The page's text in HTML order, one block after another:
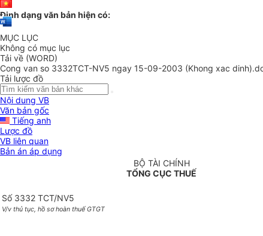
Định dạng văn bản hiện có:
MỤC LỤC
Không có mục lục
Tải về (WORD)
Cong van so 3332TCT-NV5 ngay 15-09-2003 (Khong xac
Tải lược đồ
Nội dung VB
Văn bản gốc
Tiếng anh
Lược đồ
VB liên quan
Bản án áp dụng
BỘ TÀI CHÍNH
TỔNG CỤC THUẾ
Số 3332 TCT/NV5
V/v thủ tục, hồ sơ hoàn thuế GTGT